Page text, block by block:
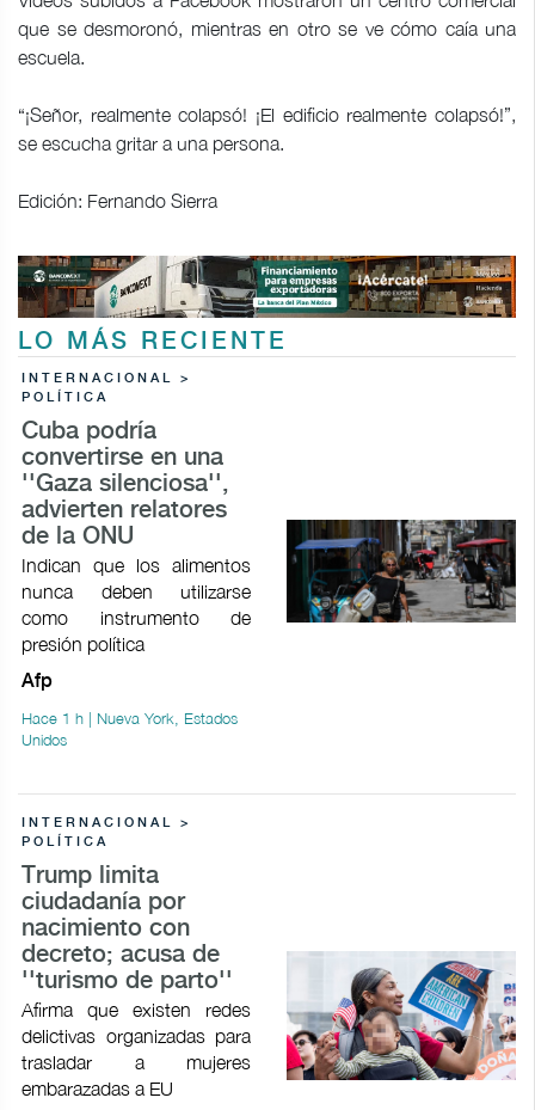
que se desmoronó, mientras en otro se ve cómo caía una
escuela.
“¡Señor, realmente colapsó! ¡El edificio realmente colapsó!”,
se escucha gritar a una persona.
Edición: Fernando Sierra
LO MÁS RECIENTE
INTERNACIONAL >
POLÍTICA
Cuba podría
convertirse en una
''Gaza silenciosa'',
advierten relatores
de la ONU
Indican que los alimentos
nunca deben utilizarse
como instrumento de
presión política
Afp
Hace 1 h | Nueva York, Estados
Unidos
INTERNACIONAL >
POLÍTICA
Trump limita
ciudadanía por
nacimiento con
decreto; acusa de
''turismo de parto''
Afirma que existen redes
delictivas organizadas para
trasladar a mujeres
embarazadas a EU